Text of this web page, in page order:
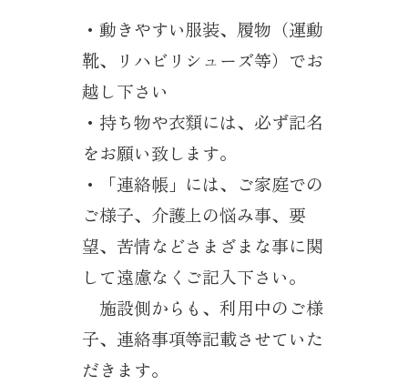
・動きやすい服装、履物（運動
靴、リハビリシューズ等）でお
越し下さい
・持ち物や衣類には、必ず記名
をお願い致します。
・「連絡帳」には、ご家庭での
ご様子、介護上の悩み事、要
望、苦情などさまざまな事に関
して遠慮なくご記入下さい。
施設側からも、利用中のご様
子、連絡事項等記載させていた
だきます。